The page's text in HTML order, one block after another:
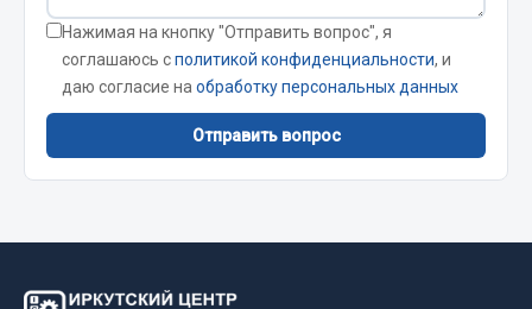
Показать ещё
Всё для сварки
Сварочное оборудование
Нажимая на кнопку "Отправить вопрос", я
соглашаюсь сполитикой конфиденциальности, и
даю согласие на обработку персональных данных
Отправить вопрос